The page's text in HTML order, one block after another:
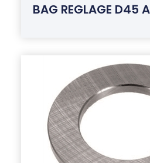
BAG REGLAGE D45